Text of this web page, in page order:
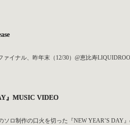
イナル、昨年末（12/30）@恵比寿
』MUSIC VIDEO
ソロ制作の口火を切った『NEW YEAR’S